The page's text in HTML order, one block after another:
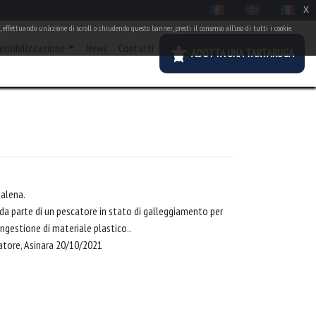
News Contatti ADOTTA UNA TARTARUGA
da parte di un pescatore in stato di galleggiamento per
di materiale plastico..
Asinara 20/10/2021
un'azione di scroll o chiudendo questo banner, presti il consenso all'uso di tutti i cookie.
x